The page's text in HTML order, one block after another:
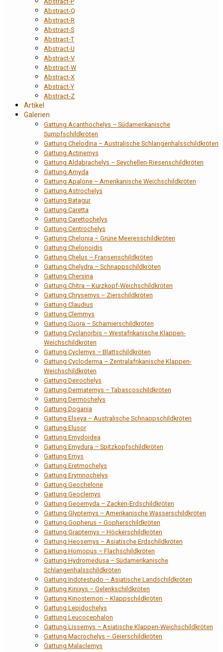
Abstract-Q
Abstract-R
Abstract-S
Abstract-T
Abstract-U
Abstract-V
Abstract-W
Abstract-X
Abstract-Y
Abstract-Z
Artikel
Galerien
Gattung Acanthochelys – Südamerikanische
Sumpfschildkröten
Gattung Chelodina – Australische Schlangenhalsschildkröten
Gattung Actinemys
Gattung Aldabrachelys – Seychellen-Riesenschildkröten
Gattung Amyda
Gattung Apalone – Amerikanische Weichschildkröten
Gattung Astrochelys
Gattung Batagur
Gattung Caretta
Gattung Carettochelys
Gattung Centrochelys
Gattung Chelonia – Grüne Meeresschildkröten
Gattung Chelonoidis
Gattung Chelus – Fransenschildkröten
Gattung Chelydra – Schnappschildkröten
Gattung Chersina
Gattung Chitra – Kurzkopf-Weichschildkröten
Gattung Chrysemys – Zierschildkröten
Gattung Claudius
Gattung Clemmys
Gattung Cuora – Scharnierschildkröten
Gattung Cyclanorbis – Westafrikanische Klappen-
Weichschildkröten
Gattung Cyclemys – Blattschildkröten
Gattung Cycloderma – Zentralafrikanische Klappen-
Weichschildkröten
Gattung Deirochelys
Gattung Dermatemys – Tabascoschildkröten
Gattung Dermochelys
Gattung Dogania
Gattung Elseya – Australische Schnappschildkröten
Gattung Elusor
Gattung Emydoidea
Gattung Emydura – Spitzkopfschildkröten
Gattung Emys
Gattung Eretmochelys
Gattung Erymnochelys
Gattung Geochelone
Gattung Geoclemys
Gattung Geoemyda – Zacken-Erdschildkröten
Gattung Glyptemys – Amerikanische Wasserschildkröten
Gattung Gopherus – Gopherschildkröten
Gattung Graptemys – Höckerschildkröten
Gattung Heosemys – Asiatische Erdschildkröten
Gattung Homopus – Flachschildkröten
Gattung Hydromedusa – Südamerikanische
Schlangenhalsschildkröten
Gattung Indotestudo – Asiatische Landschildkröten
Gattung Kinixys – Gelenkschildkröten
Gattung Kinosternon – Klappschildkröten
Gattung Lepidochelys
Gattung Leucocephalon
Gattung Lissemys – Asiatische Klappen-Weichschildkröten
Gattung Macrochelys – Geierschildkröten
Gattung Malaclemys